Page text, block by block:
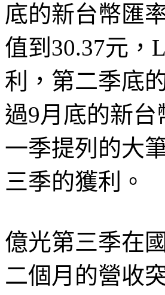
底的新台幣匯
值到30.37元，
利，第二季底
過9月底的新台
一季提列的大
三季的獲利。
億光第三季在
二個月的營收